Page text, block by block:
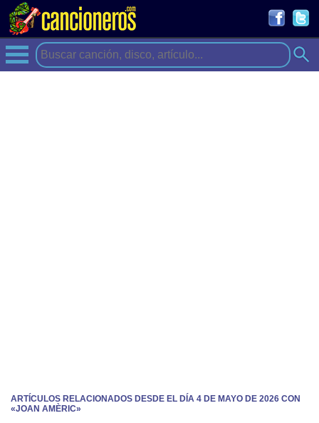
ARTÍCULOS RELACIONADOS DESDE EL DÍA 4 DE MAYO DE 2026 CON
«JOAN AMÈRIC»